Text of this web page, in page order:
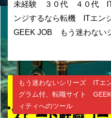
未経験 ３０代 ４０代 IT
ンジするなら転機 ITエン
GEEK JOB もう迷わない
もう迷わないシリーズ ITエ
グラム付、転職サイト
ィティへのツール